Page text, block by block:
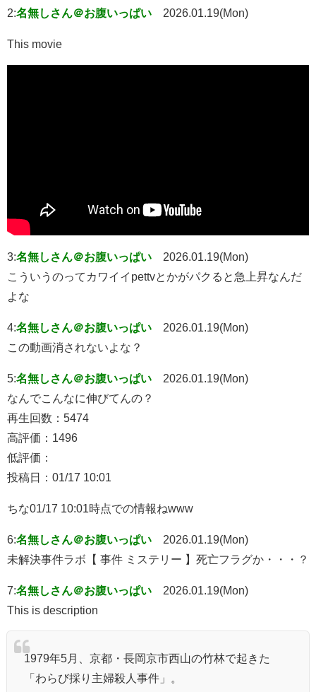
2:名無しさん＠お腹いっぱい 2026.01.19(Mon)
This movie
3:名無しさん＠お腹いっぱい
2026.01.19(Mon)
こういうのってカワイイpettvとかがパクると急上昇なんだ
よな
4:名無しさん＠お腹いっぱい
2026.01.19(Mon)
この動画消されないよな？
5:名無しさん＠お腹いっぱい
2026.01.19(Mon)
なんでこんなに伸びてんの？
再生回数：5474
高評価：1496
低評価：
投稿日：01/17 10:01
ちな01/17 10:01時点での情報ねwww
6:名無しさん＠お腹いっぱい
2026.01.19(Mon)
未解決事件ラボ【 事件 ミステリー 】死亡フラグか・・・？
7:名無しさん＠お腹いっぱい
2026.01.19(Mon)
This is description
1979年5月、京都・長岡京市西山の竹林で起きた
「わらび採り主婦殺人事件」。